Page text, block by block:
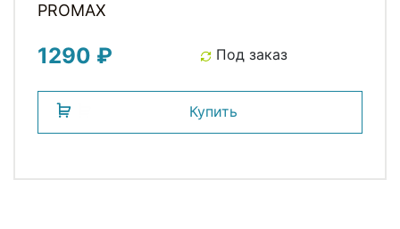
PROMAX
1290 ₽ Под заказ
Купить